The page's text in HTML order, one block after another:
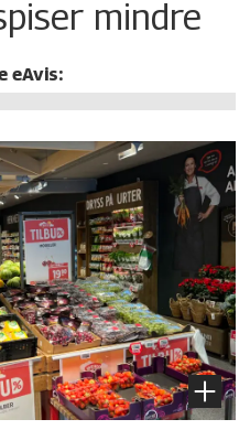
mindre
eAvis: